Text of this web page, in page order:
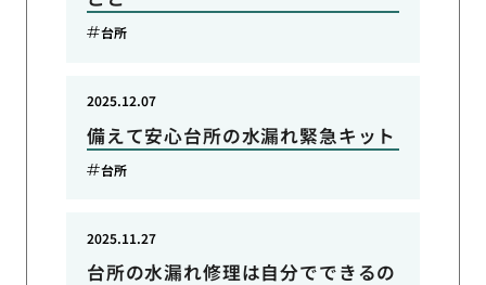
台所
備えて安心台所の水漏れ緊急キット
2025.12.07
台所
台所の水漏れ修理は自分でできるの
2025.11.27